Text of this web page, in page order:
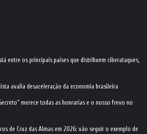
entre os principais países que distribuem ciberataques,
avalia desaceleração da economia brasileira
merece todas as honrarias e o nosso frevo no
de Cruz das Almas em 2026: vão seguir o exemplo de